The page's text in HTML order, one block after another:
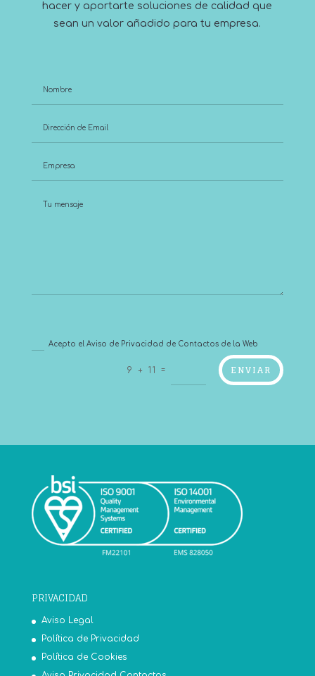
hacer y aportarte soluciones de calidad que
sean un valor añadido para tu empresa.
Acepto el Aviso de Privacidad de Contactos de la Web
9 + 11 = ENVIAR
PRIVACIDAD
Aviso Legal
Política de Privacidad
Política de Cookies